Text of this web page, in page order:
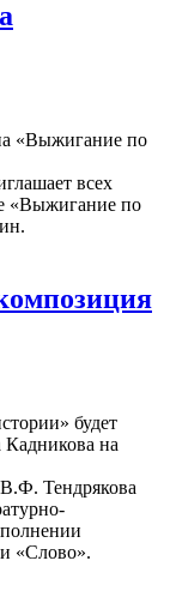
всех
«Выжигание по
Тендрякова
«Слово».